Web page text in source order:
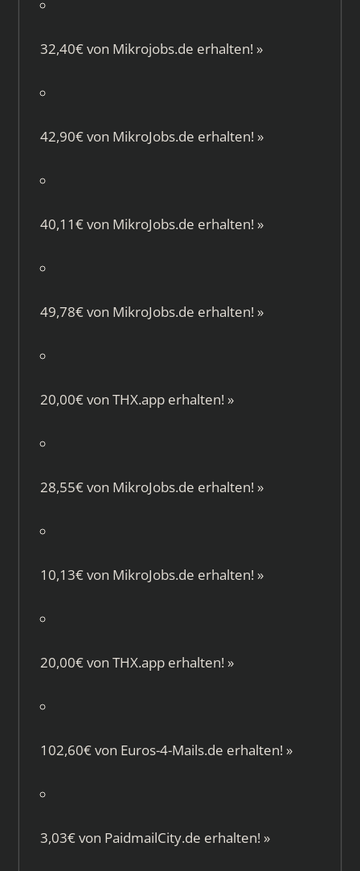
32,40€ von Mikrojobs.de erhalten! »
42,90€ von MikroJobs.de erhalten! »
40,11€ von MikroJobs.de erhalten! »
49,78€ von MikroJobs.de erhalten! »
20,00€ von THX.apperhalten! »
28,55€ von MikroJobs.de erhalten! »
10,13€ von MikroJobs.de erhalten! »
20,00€ von THX.apperhalten! »
102,60€ von Euros-4-Mails.de erhalten! »
3,03€ von PaidmailCity.de erhalten! »